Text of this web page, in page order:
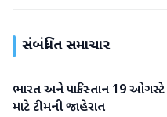
સંબંધિત સમાચાર
રમતગમત
ભારત અને પાકિસ્તાન 19 ઓગસ્ટે
માટે ટીમની જાહેરાત